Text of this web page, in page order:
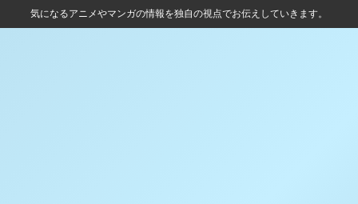
気になるアニメやマンガの情報を独自の視点でお伝えしていきます。